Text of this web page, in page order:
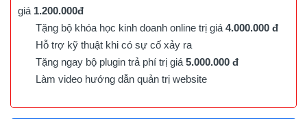
giá 1.200.000đ
Tặng bộ khóa học kinh doanh online trị giá 4.000.000 đ
Hỗ trợ kỹ thuật khi có sự cố xảy ra
Tặng ngay bộ plugin trả phí trị giá 5.000.000 đ
Làm video hướng dẫn quản trị website